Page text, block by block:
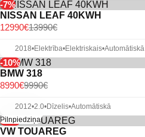
-7%
NISSAN LEAF 40KWH
13990€
12990€
2018•Elektrība•Elektriskais•Automātiskā
-10%
BMW 318
9990€
8990€
2012•2.0•Dīzelis•Automātiskā
-13%
Pilnpiedziņa
VW TOUAREG